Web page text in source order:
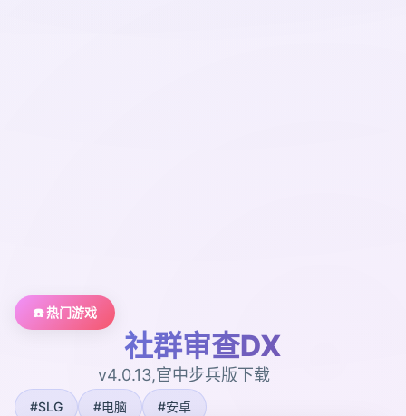
☎️ 热门游戏
社群审查DX
v4.0.13,官中步兵版下载
#SLG #电脑 #安卓